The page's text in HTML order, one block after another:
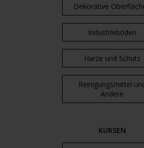
Dekorative
Industrieböden
Harze und Schutz
Reinigungsmittel
Andere
KURSEN